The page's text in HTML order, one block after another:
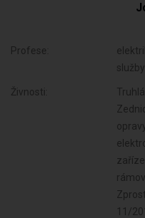
Profese:
služby
Živnosti:
11/